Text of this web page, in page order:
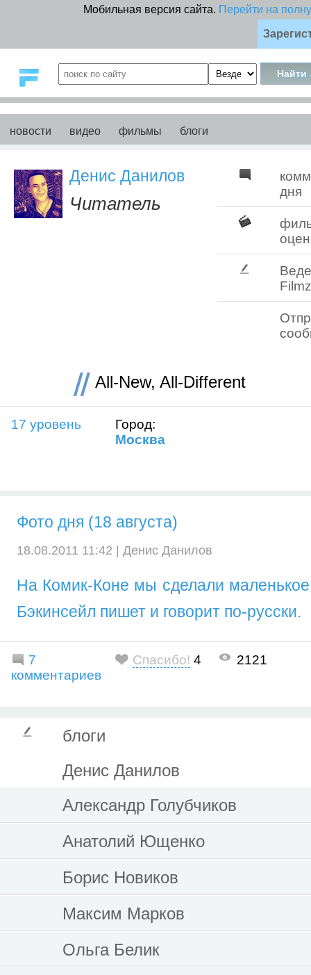
Мобильная версия сайта. Перейти на
новости видео фильмы блоги
дня
Денис Данилов
Читатель
All-New, All-Different
17 уровень
Город:
Москва
Фото дня (18 августа)
18.08.2011 11:42 | Денис Данилов
На Комик-Коне мы сделали
Бэкинсейл пишет и говорит по-русски.
7
комментариев
Спасибо! 4 2121
блоги
Денис Данилов
Александр Голубчиков
Анатолий Ющенко
Борис Новиков
Максим Марков
Ольга Белик